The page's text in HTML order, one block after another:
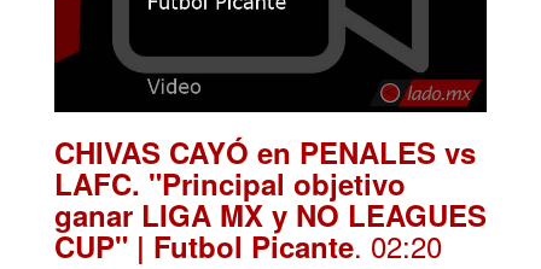
CHIVAS CAYÓ en PENALES vs
LAFC. "Principal objetivo
ganar LIGA MX y NO LEAGUES
CUP" | Futbol Picante. 02:20